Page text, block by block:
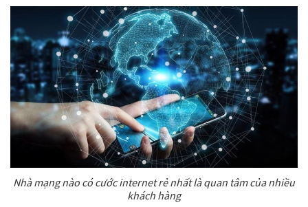
Nhà mạng nào có cước internet rẻ nhất là quan tâm của nhiều
khách hàng